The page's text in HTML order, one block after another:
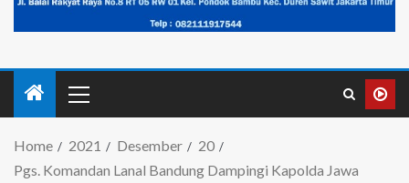
Home 2021 Desember
20
Pgs. Komandan Lanal Bandung Dampingi Kapolda Jawa